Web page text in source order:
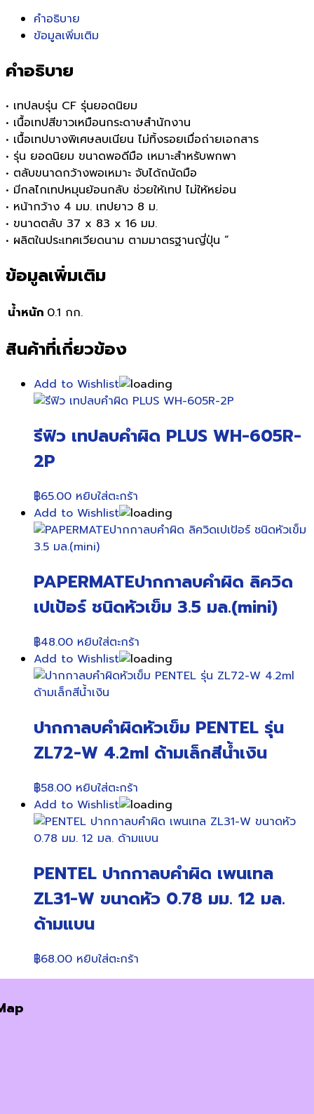
คำอธิบาย
ข้อมูลเพิ่มเติม
คำอธิบาย
• เทปลบรุ่น CF รุ่นยอดนิยม
• เนื้อเทปสีขาวเหมือนกระดาษสำนักงาน
• เนื้อเทปบางพิเศษลบเนียน ไม่ทิ้งรอยเมื่อถ่ายเอกสาร
• รุ่น ยอดนิยม ขนาดพอดีมือ เหมาะสำหรับพกพา
• ตลับขนาดกว้างพอเหมาะ จับได้ถนัดมือ
• มีกลไกเทปหมุนย้อนกลับ ช่วยให้เทป ไม่ให้หย่อน
• หน้ากว้าง 4 มม. เทปยาว 8 ม.
• ขนาดตลับ 37 x 83 x 16 มม.
• ผลิตในประเทศเวียดนาม ตามมาตรฐานญี่ปุ่น “
ข้อมูลเพิ่มเติม
น้ำหนัก 0.1 กก.
สินค้าที่เกี่ยวข้อง
Add to Wishlist
รีฟิว เทปลบคำผิด PLUS WH-605R-
2P
฿65.00 หยิบใส่ตะกร้า
Add to Wishlist
PAPERMATEปากกาลบคำผิด ลิควิด
เปเป้อร์ ชนิดหัวเข็ม 3.5 มล.(mini)
฿48.00 หยิบใส่ตะกร้า
Add to Wishlist
ปากกาลบคำผิดหัวเข็ม PENTEL รุ่น
ZL72-W 4.2ml ด้ามเล็กสีน้ำเงิน
฿58.00 หยิบใส่ตะกร้า
Add to Wishlist
PENTEL ปากกาลบคำผิด เพนเทล
ZL31-W ขนาดหัว 0.78 มม. 12 มล.
ด้ามแบน
฿68.00 หยิบใส่ตะกร้า